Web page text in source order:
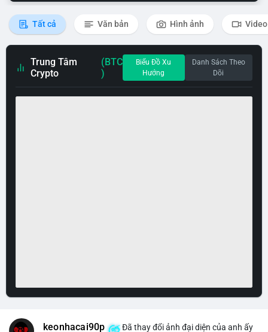
Tất cả Văn bản Hình ảnh Video
Trung Tâm
Crypto
(BTC
)
Biểu Đồ Xu
Hướng
Danh Sách Theo
Dõi
keonhacai90p Đã thay đổi ảnh đại diện của anh ấy